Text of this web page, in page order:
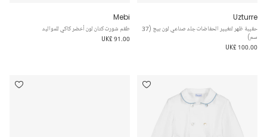
Uzturre
حقيبة ظهر لتغيير الحفاضات جلد صناعي لون بيج (37
سم)
UK£ 100.00
Mebi
طقم شورت كتان لون أخضر كاكي للمواليد
UK£ 91.00